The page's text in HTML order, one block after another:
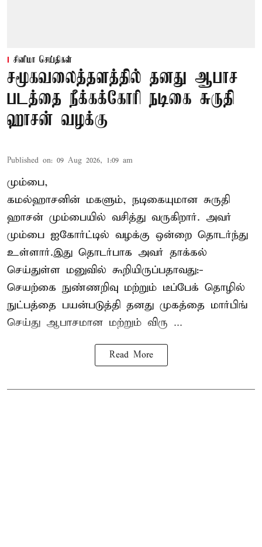
சினிமா செய்திகள்
சமூகவலைத்தளத்தில் தனது ஆபாச
படத்தை நீக்கக்கோரி நடிகை சுருதி
ஹாசன் வழக்கு
Published on: 09 Aug 2026, 1:09 am
மும்பை,
கமல்ஹாசனின் மகளும், நடிகையுமான சுருதி
ஹாசன் மும்பையில் வசித்து வருகிறார். அவர்
மும்பை ஐகோர்ட்டில் வழக்கு ஒன்றை தொடர்ந்து
உள்ளார்.இது தொடர்பாக அவர் தாக்கல்
செய்துள்ள மனுவில் கூறியிருப்பதாவது:-
செயற்கை நுண்ணறிவு மற்றும் டீப்பேக் தொழில்
நுட்பத்தை பயன்படுத்தி தனது முகத்தை மார்பிங்
செய்து ஆபாசமான மற்றும் விரு ...
Read More